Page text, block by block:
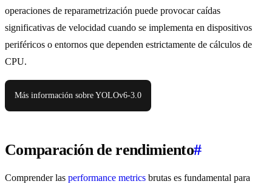
operaciones de reparametrización puede provocar caídas
significativas de velocidad cuando se implementa en dispositivos
periféricos o entornos que dependen estrictamente de cálculos de
CPU.
Más información sobre YOLOv6-3.0
Comparación de rendimiento#
Comprender las performance metrics brutas es fundamental para